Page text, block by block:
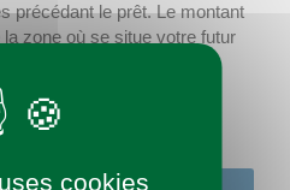
précédant le prêt. Le montant
zone où se situe votre futur
compléter avec un ou
cookies